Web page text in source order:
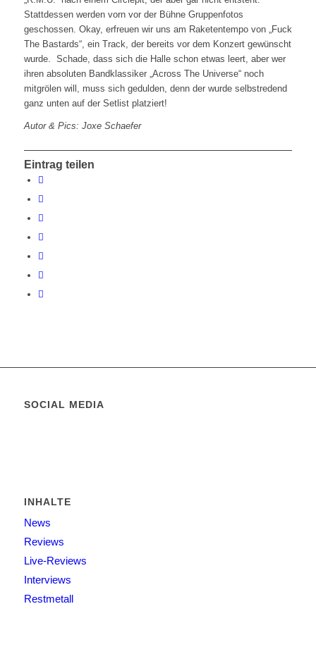
Stattdessen werden vorn vor der Bühne Gruppenfotos
geschossen. Okay, erfreuen wir uns am Raketentempo von „Fuck
The Bastards“, ein Track, der bereits vor dem Konzert gewünscht
wurde. Schade, dass sich die Halle schon etwas leert, aber wer
ihren absoluten Bandklassiker „Across The Universe“ noch
mitgrölen will, muss sich gedulden, denn der wurde selbstredend
ganz unten auf der Setlist platziert!
Autor & Pics: Joxe Schaefer
Eintrag teilen
SOCIAL MEDIA
INHALTE
News
Reviews
Live-Reviews
Interviews
Restmetall